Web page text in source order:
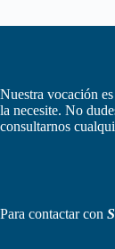
Nuestra vocación
la necesite. No
consultarnos
Para contactar con